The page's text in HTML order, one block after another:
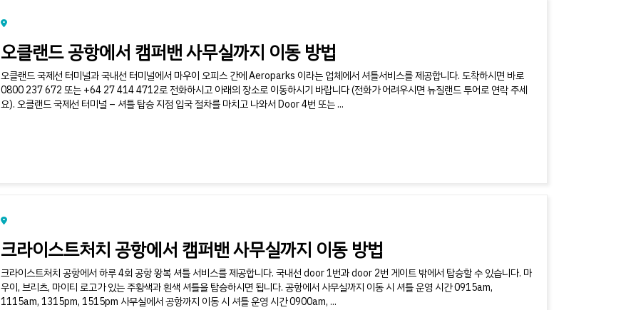
오클랜드 공항에서 캠퍼밴 사무실까지 이동 방법
오클랜드 국제선 터미널과 국내선 터미널에서 마우이 오피스 간에 Aeroparks 이라는 업체에서 셔틀서비스를 제공합니다. 도착하시면 바로
0800 237 672 또는 +64 27 414 4712로 전화하시고 아래의 장소로 이동하시기 바랍니다 (전화가 어려우시면 뉴질랜드 투어로 연락 주세
요). 오클랜드 국제선 터미널 – 셔틀 탑승 지점 입국 절차를 마치고 나와서 Door 4번 또는 ...
크라이스트처치 공항에서 캠퍼밴 사무실까지 이동 방법
크라이스트처치 공항에서 하루 4회 공항 왕복 셔틀 서비스를 제공합니다. 국내선 door 1번과 door 2번 게이트 밖에서 탑승할 수 있습니다. 마
우이, 브리츠, 마이티 로고가 있는 주황색과 흰색 셔틀을 탑승하시면 됩니다. 공항에서 사무실까지 이동 시 셔틀 운영 시간 0915am,
1115am, 1315pm, 1515pm 사무실에서 공항까지 이동 시 셔틀 운영 시간 0900am, ...